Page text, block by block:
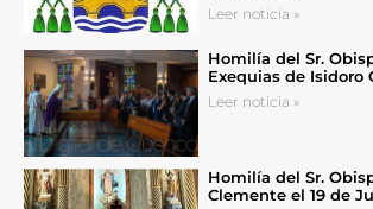
Leer noticia »
Homilía del Sr.
Exequias de Isidoro
Leer noticia »
Homilía del Sr.
Clemente el 19 de